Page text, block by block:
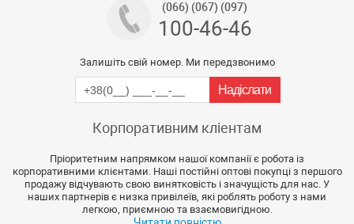
(066) (067) (097)
100-46-46
Залишіть свій номер. Ми передзвонимо
Корпоративним кліентам
Пріоритетним напрямком нашої компанії є робота із
корпоративними клієнтами. Наші постійні оптові покупці з першого
продажу відчувають свою винятковість і значущість для нас. У
наших партнерів є низка привілеїв, які роблять роботу з нами
легкою, приємною та взаємовигідною.